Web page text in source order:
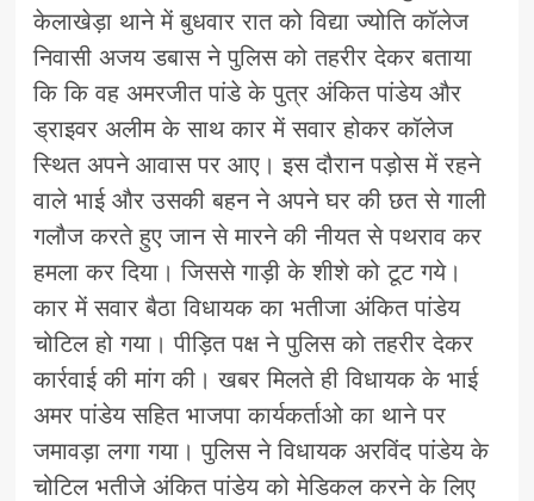
केलाखेड़ा थाने में बुधवार रात को विद्या ज्योति कॉलेज
निवासी अजय डबास ने पुलिस को तहरीर देकर बताया
कि कि वह अमरजीत पांडे के पुत्र अंकित पांडेय और
ड्राइवर अलीम के साथ कार में सवार होकर कॉलेज
स्थित अपने आवास पर आए। इस दौरान पड़ोस में रहने
वाले भाई और उसकी बहन ने अपने घर की छत से गाली
गलौज करते हुए जान से मारने की नीयत से पथराव कर
हमला कर दिया। जिससे गाड़ी के शीशे को टूट गये।
कार में सवार बैठा विधायक का भतीजा अंकित पांडेय
चोटिल हो गया। पीड़ित पक्ष ने पुलिस को तहरीर देकर
कार्रवाई की मांग की। खबर मिलते ही विधायक के भाई
अमर पांडेय सहित भाजपा कार्यकर्ताओ का थाने पर
जमावड़ा लगा गया। पुलिस ने विधायक अरविंद पांडेय के
चोटिल भतीजे अंकित पांडेय को मेडिकल करने के लिए